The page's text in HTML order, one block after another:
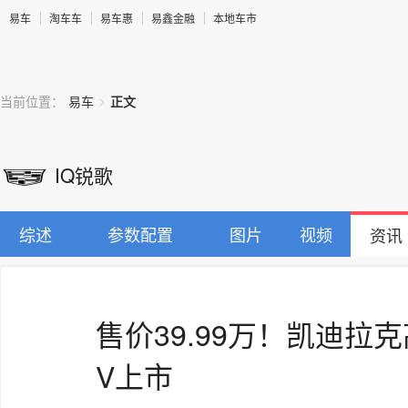
易车 淘车车 易车惠 易鑫金融 本地车市
当前位置： 易车 > 正文
IQ锐歌
综述 参数配置 图片 视频 资讯
售价39.99万！凯迪拉
V上市